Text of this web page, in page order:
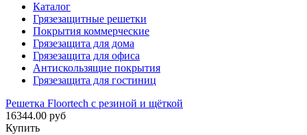
Каталог
Грязезащитные решетки
Покрытия коммерческие
Грязезащита для дома
Грязезащита для офиса
Антискользящие покрытия
Грязезащита для гостиниц
Решетка Floortech с резиной и щёткой
16344.00 руб
Купить